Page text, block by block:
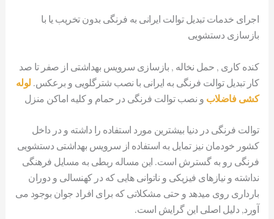
اجرای خدمات تبدیل توالت ایرانی به فرنگی بدون تخریب یا با
بازسازی دستشویی
کنده کاری , حمل نخاله , بازسازی سرویس بهداشتی از صفر تا صد
کار تبدیل توالت فرنگی به ایرانی با نصب شترگلویی و برعکس. لوله
کشی فاضلاب و نصب توالت فرنگی در حمام و کلیه اماکن منزل
توالت فرنگی در دنیا بیشترین مورد استفاده را داشته و در داخل
کشور خودمان نیز تمایل به استفاده از سرویس بهداشتی دستشویی
فرنگی رو به گسترش است. این مساله ربطی به مسایل فرهنگی
نداشته و نیازهای فیزیکی و ناتوانی هایی که در کهنسالی و دوران
بارداری روی میدهد و حتی مشکلاتی که برای افراد جوان بوجود می
آورد, دلیل اصلی این گرایش است.